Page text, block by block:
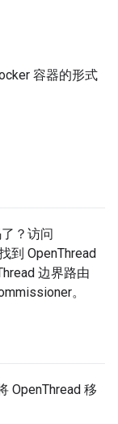
容器的形式
？访问
到 OpenThread
边界路由
。
OpenThread 移